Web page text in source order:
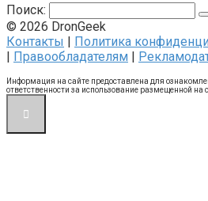
Поиск:
© 2026 DronGeek
Контакты
Политика
Правообладателям
Информация на сайте предоставлена для
ответственности за использование размещенной на